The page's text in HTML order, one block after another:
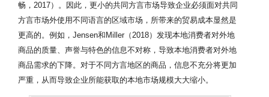
畅，2017）。因此，更小的共同方言市场导致企业必须面对共同
方言市场外使用不同语言的区域市场，所带来的贸易成本显然是
更高的。例如，Jensen和Miller（2018）发现本地消费者对外地
商品的质量、声誉与特色的信息不对称，导致本地消费者对外地
商品需求的下降。对于不同方言地区的商品，信息不充分将更加
严重，从而导致企业所能获取的本地市场规模大大缩小。